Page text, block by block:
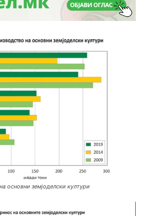
основни земјоделски култури